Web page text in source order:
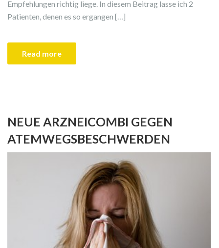
Empfehlungen richtig liege. In diesem Beitrag lasse ich 2
Patienten, denen es so ergangen […]
Read more
NEUE ARZNEICOMBI GEGEN
ATEMWEGSBESCHWERDEN